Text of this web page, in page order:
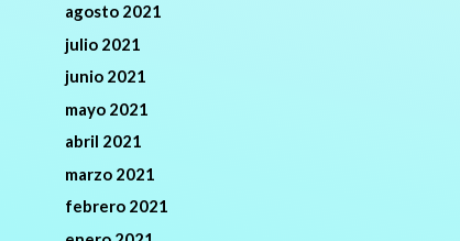
agosto 2021
julio 2021
junio 2021
mayo 2021
abril 2021
marzo 2021
febrero 2021